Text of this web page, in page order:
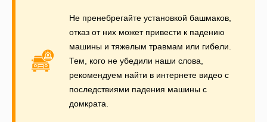
Не пренебрегайте установкой башмаков,
отказ от них может привести к падению
машины и тяжелым травмам или гибели.
Тем, кого не убедили наши слова,
рекомендуем найти в интернете видео с
последствиями падения машины с
домкрата.